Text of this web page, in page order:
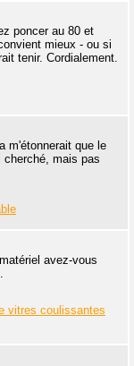
poncer au 80 et
mieux - ou si
tenir. Cordialement.
m'étonnerait que le
mais pas
avez-vous
vitres coulissantes